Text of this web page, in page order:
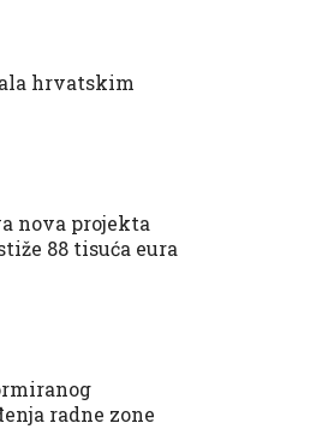
hrvatskim
nova projekta
88 tisuća eura
radne zone